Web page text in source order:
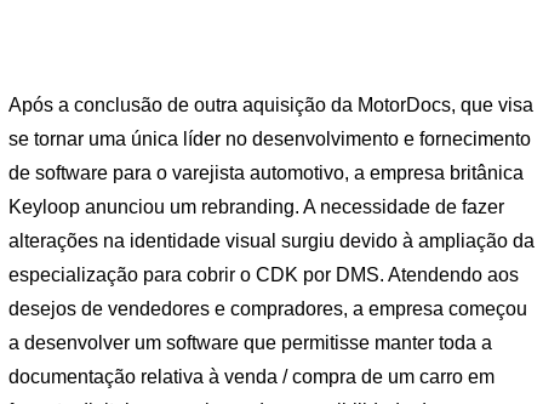
Após a conclusão de outra aquisição da MotorDocs, que visa
se tornar uma única líder no desenvolvimento e fornecimento
de software para o varejista automotivo, a empresa britânica
Keyloop anunciou um rebranding. A necessidade de fazer
alterações na identidade visual surgiu devido à ampliação da
especialização para cobrir o CDK por DMS. Atendendo aos
desejos de vendedores e compradores, a empresa começou
a desenvolver um software que permitisse manter toda a
documentação relativa à venda / compra de um carro em